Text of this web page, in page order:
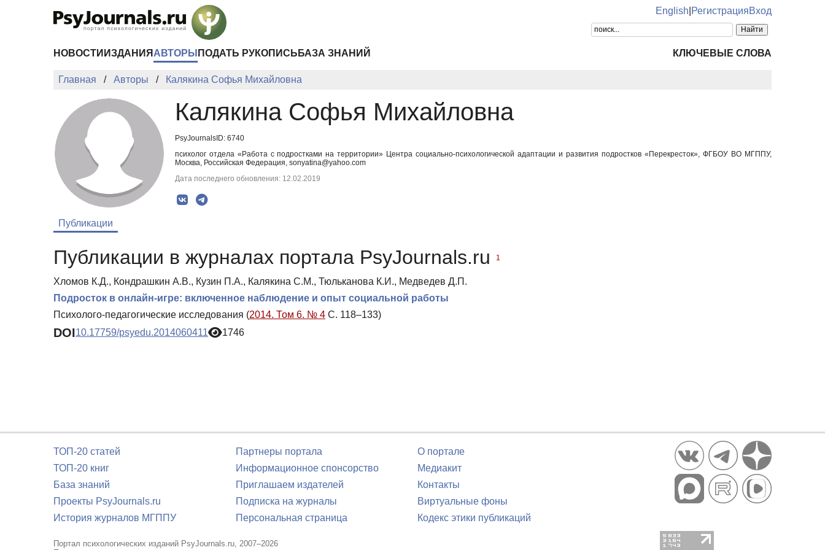
English РегистрацияВход
НОВОСТИ ИЗДАНИЯ АВТОРЫ ПОДАТЬ РУКОПИСЬ БАЗА ЗНАНИЙ КЛЮЧЕВЫЕ СЛОВА
Главная Авторы Калякина Софья Михайловна
Калякина Софья Михайловна
PsyJournalsID: 6740
психолог отдела «Работа с подростками на территории» Центра социально-психологической адаптации и развития подростков «Перекресток», ФГБОУ ВО МГППУ,
Москва, Российская Федерация, sonyatina@yahoo.com
Дата последнего обновления: 12.02.2019
Публикации
Публикации в журналах портала PsyJournals.ru 1
Хломов К.Д., Кондрашкин А.В., Кузин П.А., Калякина С.М., Тюльканова К.И., Медведев Д.П.
Подросток в онлайн-игре: включенное наблюдение и опыт социальной работы
Психолого-педагогические исследования (2014. Том 6. № 4 С. 118–133)
DOI10.17759/psyedu.2014060411 1746
ТОП-20 статей
ТОП-20 книг
База знаний
Проекты PsyJournals.ru
История журналов МГППУ
Партнеры портала
Информационное спонсорство
Приглашаем издателей
Подписка на журналы
Персональная страница
О портале
Медиакит
Контакты
Виртуальные фоны
Кодекс этики публикаций
Портал психологических изданий PsyJournals.ru, 2007–2026